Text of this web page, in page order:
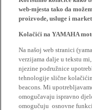
web-mjesta tako da
proizvode, usluge i
Kolačići na YAMAHA
Na našoj web stranici
verzijama dalje u tekstu
njezine podružnice
tehnologije slične
beacons. Mi
omogučavaju ispravno
omogučuju osnovne